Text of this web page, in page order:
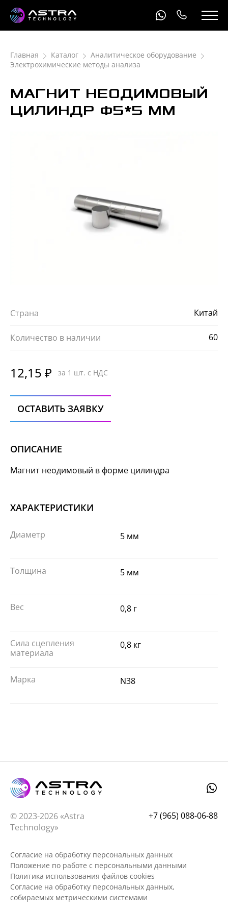
Главная Каталог
Аналитическое оборудование
Электрохимические методы анализа
МАГНИТ НЕОДИМОВЫЙ
ЦИЛИНДР Ф5*5 ММ
Страна Китай
Количество в наличии 60
12,15 ₽ за 1 шт. с НДС
ОСТАВИТЬ ЗАЯВКУ
ОПИСАНИЕ
Магнит неодимовый в форме цилиндра
ХАРАКТЕРИСТИКИ
Диаметр 5 мм
Толщина 5 мм
Вес 0,8 г
Сила сцепления
материала
0,8 кг
Марка N38
© 2023-2026 «Astra
Technology»
+7 (965) 088-06-88
Согласие на обработку персональных данных
Положение по работе с персональными данными
Политика использования файлов cookies
Согласие на обработку персональных данных,
собираемых метрическими системами